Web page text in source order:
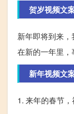
贺岁视频文
新年即将到来
在新的一年里，
新年视频文
1. 来年的春节